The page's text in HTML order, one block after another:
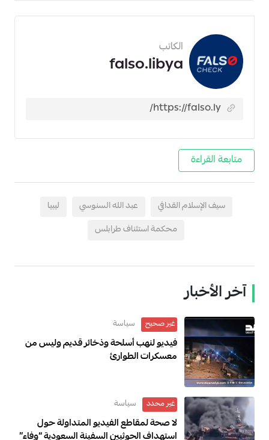
الكاتب
falso.libya
متابعة القراءة
سيف الإسلام القدافي عبد الله السنوسي
ليبيا
محكمة استئناف طرابلس
آخر الأخبار
غير صحيح سياسة
فيديو لنهب أسلحة وذخائر قديم وليس من
معسكرات الطوارئ
غير محدد سياسة
لا صحة لمقاطع الفيديو المتداولة حول